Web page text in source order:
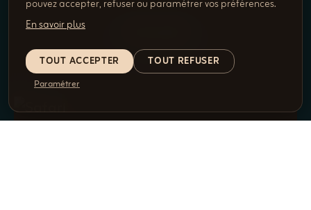
pouvez accepter, refuser ou paramétrer vos préférences.
En savoir plus
TOUT ACCEPTER TOUT REFUSER
Paramétrer
1 VOYAGE